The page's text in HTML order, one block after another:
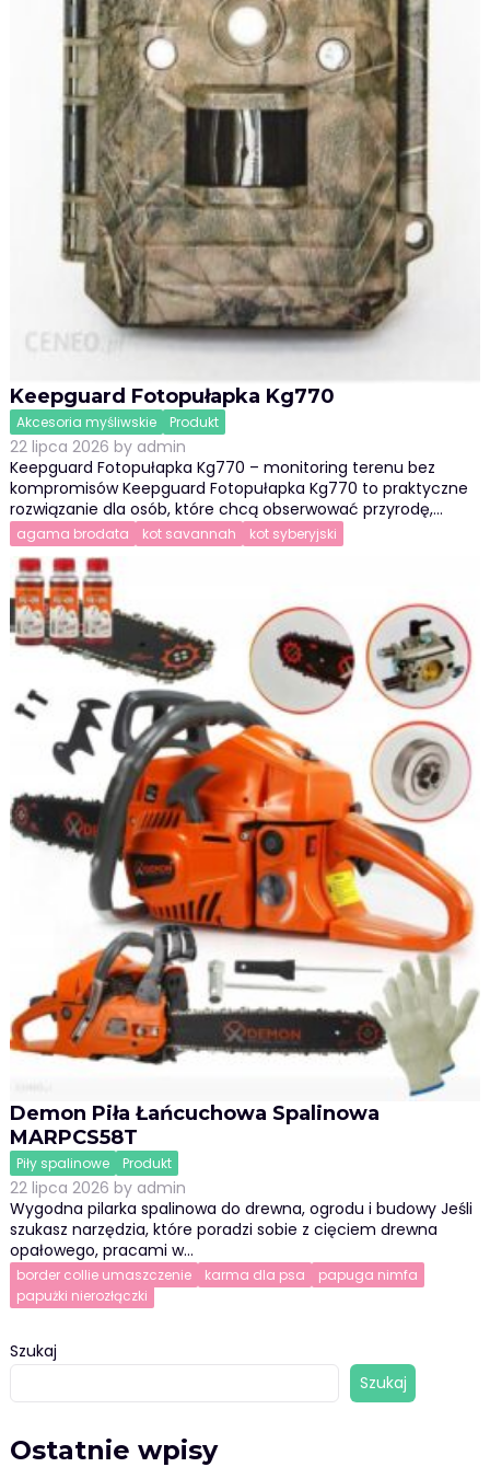
Keepguard Fotopułapka Kg770
Akcesoria myśliwskie Produkt
22 lipca 2026 by admin
Keepguard Fotopułapka Kg770 – monitoring terenu bez
kompromisów Keepguard Fotopułapka Kg770 to praktyczne
rozwiązanie dla osób, które chcą obserwować przyrodę,…
agama brodata kot savannah kot syberyjski
Demon Piła Łańcuchowa Spalinowa
MARPCS58T
Piły spalinowe Produkt
22 lipca 2026 by admin
Wygodna pilarka spalinowa do drewna, ogrodu i budowy Jeśli
szukasz narzędzia, które poradzi sobie z cięciem drewna
opałowego, pracami w…
border collie umaszczenie karma dla psa
papuga nimfa
papużki nierozłączki
Szukaj
Szukaj
Ostatnie wpisy